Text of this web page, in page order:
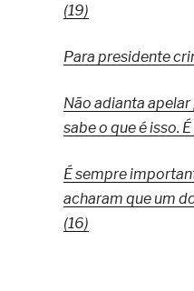
(19)
Para presidente
Não adianta apelar
sabe o que é isso.
É sempre
acharam que um
(16)